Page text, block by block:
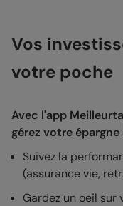
Vos
votre poche
Avec l'app
gérez votre
Suivez la
(assurance vie,
Gardez un oeil sur